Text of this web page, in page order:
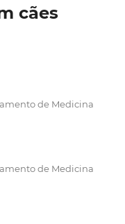
cães
de Medicina
de Medicina